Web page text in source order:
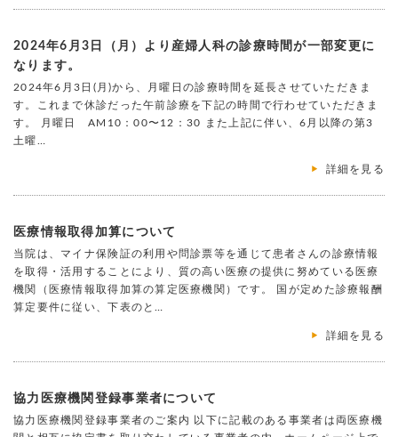
2024年6月3日（月）より産婦人科の診療時間が一部変更に
なります。
2024年6月3日(月)から、月曜日の診療時間を延長させていただきま
す。これまで休診だった午前診療を下記の時間で行わせていただきま
す。 月曜日 AM10：00〜12：30 また上記に伴い、6月以降の第3
土曜…
詳細を見る
医療情報取得加算について
当院は、マイナ保険証の利用や問診票等を通じて患者さんの診療情報
を取得・活用することにより、質の高い医療の提供に努めている医療
機関（医療情報取得加算の算定医療機関）です。 国が定めた診療報酬
算定要件に従い、下表のと…
詳細を見る
協力医療機関登録事業者について
協力医療機関登録事業者のご案内 以下に記載のある事業者は両医療機